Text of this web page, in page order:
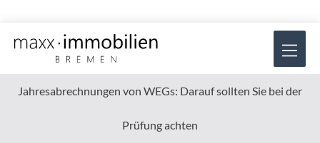
springen
Jahresabrechnungen von WEGs: Darauf sollten Sie bei der
Prüfung achten